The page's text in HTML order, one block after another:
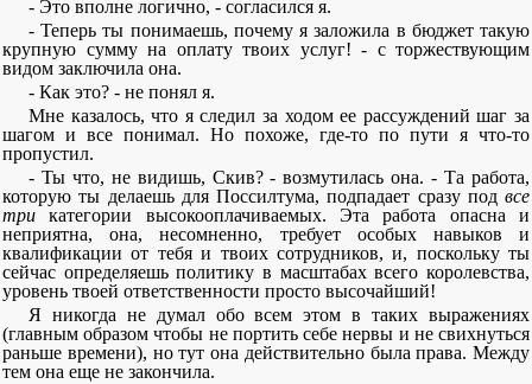
- Это вполне логично, - согласился я.
- Теперь ты понимаешь, почему я заложила в бюджет такую
крупную сумму на оплату твоих услуг! - с торжествующим
видом заключила она.
- Как это? - не понял я.
Мне казалось, что я следил за ходом ее рассуждений шаг за
шагом и все понимал. Но похоже, где-то по пути я что-то
пропустил.
- Ты что, не видишь, Скив? - возмутилась она. - Та работа,
которую ты делаешь для Поссилтума, подпадает сразу под все
три категории высокооплачиваемых. Эта работа опасна и
неприятна, она, несомненно, требует особых навыков и
квалификации от тебя и твоих сотрудников, и, поскольку ты
сейчас определяешь политику в масштабах всего королевства,
уровень твоей ответственности просто высочайший!
Я никогда не думал обо всем этом в таких выражениях
(главным образом чтобы не портить себе нервы и не свихнуться
раньше времени), но тут она действительно была права. Между
тем она еще не закончила.